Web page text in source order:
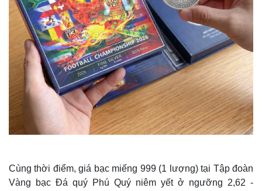
Cùng thời điểm, giá bạc miếng 999 (1 lượng) tại Tập đoàn
Vàng bạc Đá quý Phú Quý niêm yết ở ngưỡng 2,62 -